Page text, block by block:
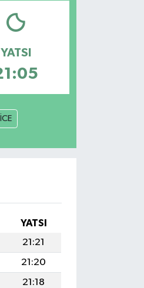
YATSI
YATSI
21:21
21:20
21:18